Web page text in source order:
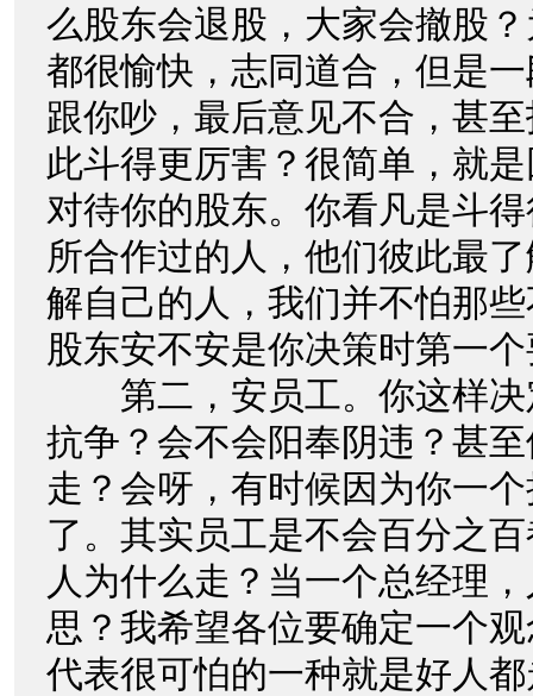
么股东会退股，大家会撤股
都很愉快，志同道合，但是
跟你吵，最后意见不合，甚
此斗得更厉害？很简单，就
对待你的股东。你看凡是斗
所合作过的人，他们彼此最
解自己的人，我们并不怕那
股东安不安是你决策时第一
第二，安员工。你这样决
抗争？会不会阳奉阴违？甚
走？会呀，有时候因为你一
了。其实员工是不会百分之
人为什么走？当一个总经理
思？我希望各位要确定一个
代表很可怕的一种就是好人